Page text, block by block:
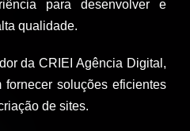
para desenvolver e
qualidade.
da CRIEI Agência Digital,
fornecer soluções eficientes
de sites.